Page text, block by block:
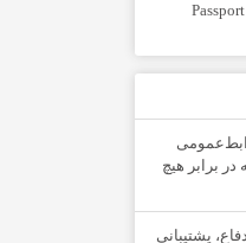
برابر هیچ
پشتیبانی